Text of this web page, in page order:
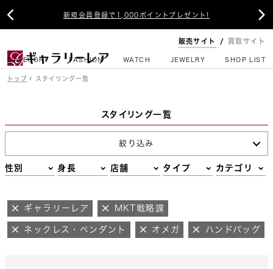
新規会員登録で1,000ポイントプレゼント!
 
販売サイト 買取サイト
CATEGORY FASHION WATCH JEWELRY SHOP LIST
トップ スタイリング一覧
スタイリング一覧
絞り込み
性別 身長 店舗 タイプ カテゴリ
ギャラリーレア MKT戦略課
ネックレス・ペンダント オメガ ハンドバッグ